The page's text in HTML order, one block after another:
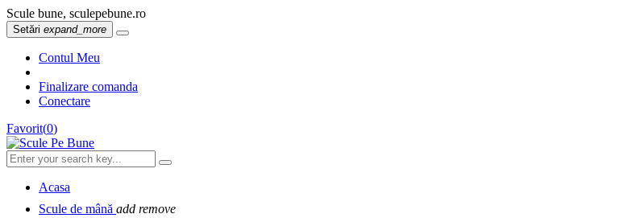
Scule bune, sculepebune.ro
Setări expand_more
Contul Meu
Finalizare comanda
Conectare
Favorit(0)
Acasa
Scule de mână add remove